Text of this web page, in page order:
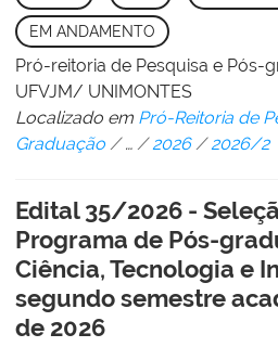
EM ANDAMENTO
Pró-reitoria de Pesquisa e Pós-
UFVJM/ UNIMONTES
Localizado em Pró-Reitoria de
Graduação /… /2026 /2026/2
Edital 35/2026 -
Programa de Pós-
Ciência, Tecnologia e
segundo semestre
de 2026